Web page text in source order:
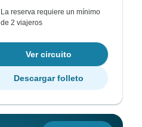
La reserva requiere un mínimo
de 2 viajeros
Ver circuito
Descargar folleto